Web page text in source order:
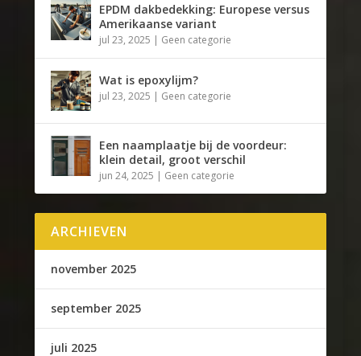
EPDM dakbedekking: Europese versus
Amerikaanse variant
jul 23, 2025 | Geen categorie
Wat is epoxylijm?
jul 23, 2025 | Geen categorie
Een naamplaatje bij de voordeur:
klein detail, groot verschil
jun 24, 2025 | Geen categorie
ARCHIEVEN
november 2025
september 2025
juli 2025